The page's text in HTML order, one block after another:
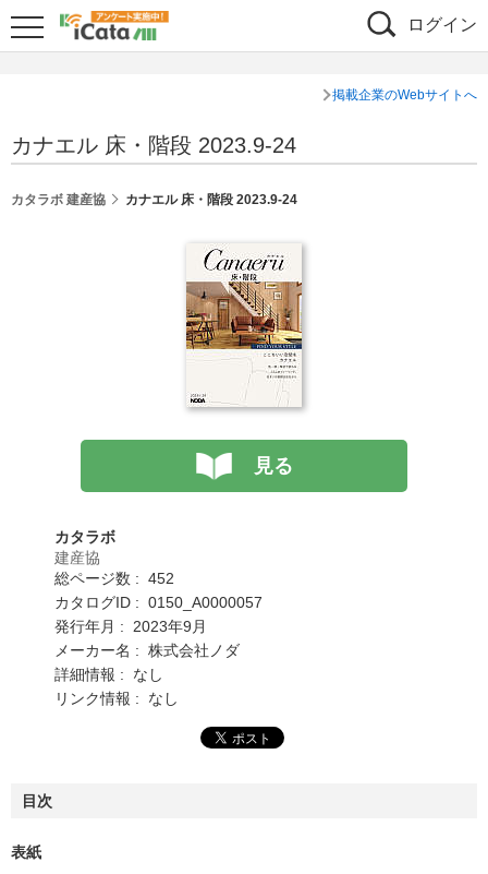
ログイン
掲載企業のWebサイトへ
カナエル 床・階段 2023.9-24
カタラボ 建産協 カナエル 床・階段 2023.9-24
見る
カタラボ
建産協
総ページ数 : 452
カタログID : 0150_A0000057
発行年月 : 2023年9月
メーカー名 : 株式会社ノダ
詳細情報 : なし
リンク情報 : なし
目次
表紙